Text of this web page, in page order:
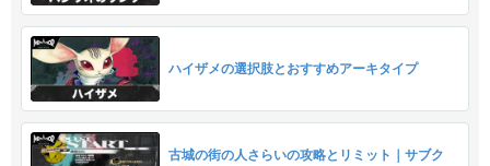
ハイザメの選択肢とおすすめアーキタイプ
古城の街の人さらいの攻略とリミット｜サブク